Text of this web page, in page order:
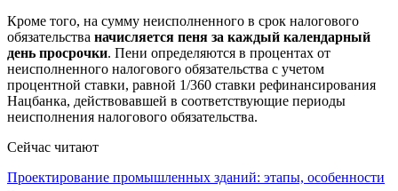
Кроме того, на сумму неисполненного в срок налогового
обязательства начисляется пеня за каждый календарный
день просрочки. Пени определяются в процентах от
неисполненного налогового обязательства с учетом
процентной ставки, равной 1/360 ставки рефинансирования
Нацбанка, действовавшей в соответствующие периоды
неисполнения налогового обязательства.
Сейчас читают
Проектирование промышленных зданий: этапы, особенности